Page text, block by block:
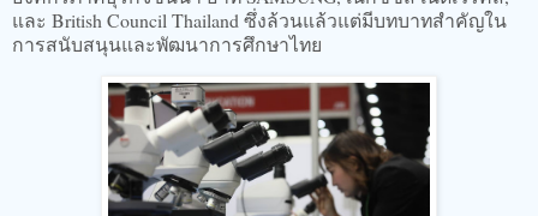
และ British Council Thailand ซึ่งล้วนแล้วแต่มีบทบาทสำคัญใน
การสนับสนุนและพัฒนาการศึกษาไทย